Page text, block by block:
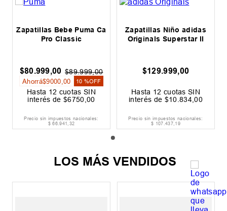
Zapatillas Bebe Puma Ca
Pro Classic
$80.999,00 $89.999,00
Ahorrá$9000 00 10 %OFF
Hasta 12 cuotas SIN
interés de $6750,00
Precio sin impuestos nacionales:
$ 66.941,32
Zapatillas Niño adidas
Originals Superstar II
$129.999,00
Hasta 12 cuotas SIN
interés de $10.834,00
Precio sin impuestos nacionales:
$ 107.437,19
LOS MÁS VENDIDOS